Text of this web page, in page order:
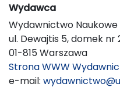
Wydawca
Wydawnictwo Naukowe
ul. Dewajtis 5, domek nr
01-815 Warszawa
Strona WWW
e-mail: